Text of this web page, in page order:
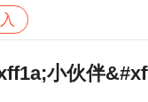
感慨 帖子详
小伙伴